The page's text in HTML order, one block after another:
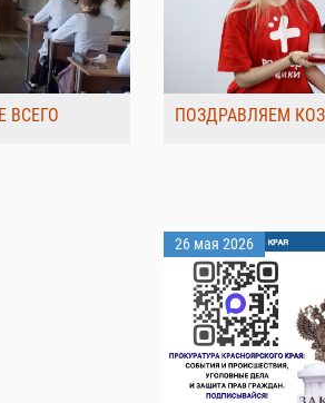
ВСЕГО ПОЗДРАВЛЯЕМ
26 мая 2026